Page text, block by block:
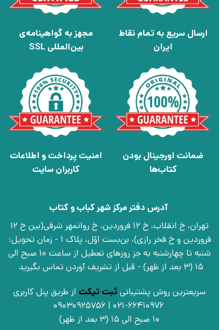
ارسال سریع به تمام نقاط
ایران
مجهز به گواهینامه‌ی
بین‌المللی SSL
ضمانت اورجینال بودن
کتاب‌ها
امنیت پرداخت و اطلاعات
کاربران سایت
آدرس دفتر مرکز شهر کباب و کتاب
تهران، خ انقلاب، خ 12 فروردین، خ روانمهر شرقی(بین خ 12
فروردین و خ فخر رازی)، بن‌بست اوّل، پلاک 1 - زمان تحویل:
شنبه تا چهارشنبه به جز روزهای تعطیل از ساعت 10 صبح الی
15 (3 بعد از ظهر) - قبل از تشریف آوردن تماس بگیرید
سریعترین روش پشتیبانی ثبت تیکت از طریق پنل کاربری
021-66410976 | 09030925756
10 صبح الی 15 (3 بعد از ظهر)